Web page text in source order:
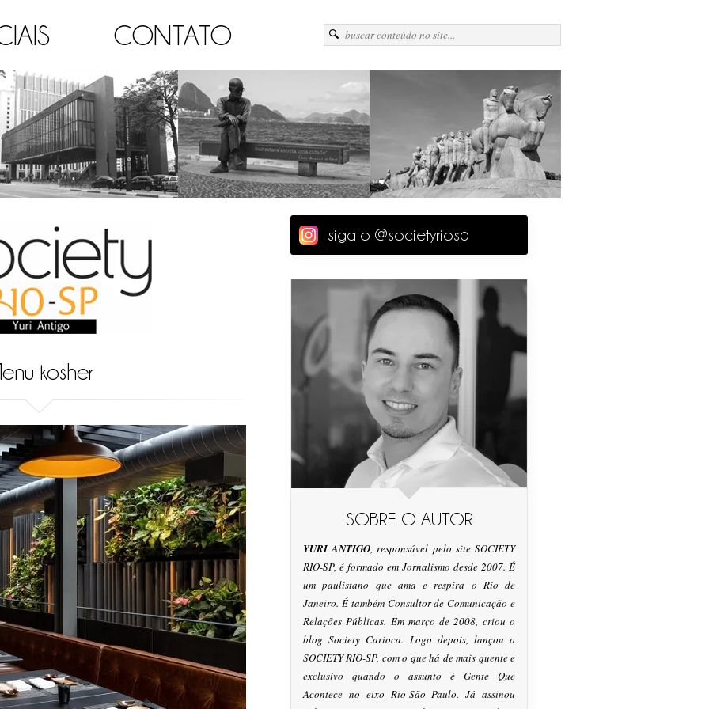
CONTATO
kosher
siga o @societyriosp
SOBRE O AUTOR
YURI ANTIGO, responsável pelo site SOCIETY
RIO-SP, é formado em Jornalismo desde 2007. É
um paulistano que ama e respira o Rio de
Janeiro. É também Consultor de Comunicação e
Relações Públicas. Em março de 2008, criou o
blog Society Carioca. Logo depois, lançou o
SOCIETY RIO-SP, com o que há de mais quente e
exclusivo quando o assunto é Gente Que
Acontece no eixo Rio-São Paulo. Já assinou